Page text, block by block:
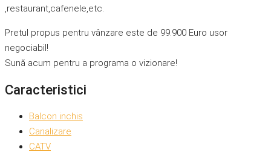
,restaurant,cafenele,etc.
Pretul propus pentru vânzare este de 99.900 Euro usor
negociabil!
Sună acum pentru a programa o vizionare!
Caracteristici
Balcon inchis
Canalizare
CATV